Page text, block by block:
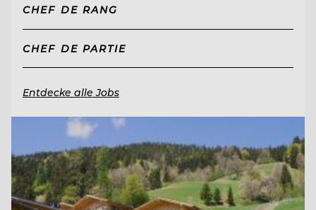
CHEF DE RANG
CHEF DE PARTIE
Entdecke alle Jobs